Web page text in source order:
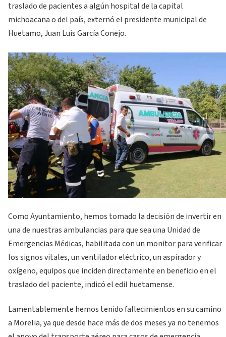
traslado de pacientes a algún hospital de la capital
michoacana o del país, externó el presidente municipal de
Huetamo, Juan Luis García Conejo.
Como Ayuntamiento, hemos tomado la decisión de invertir en
una de nuestras ambulancias para que sea una Unidad de
Emergencias Médicas, habilitada con un monitor para verificar
los signos vitales, un ventilador eléctrico, un aspirador y
oxígeno, equipos que inciden directamente en beneficio en el
traslado del paciente, indicó el edil huetamense.
Lamentablemente hemos tenido fallecimientos en su camino
a Morelia, ya que desde hace más de dos meses ya no tenemos